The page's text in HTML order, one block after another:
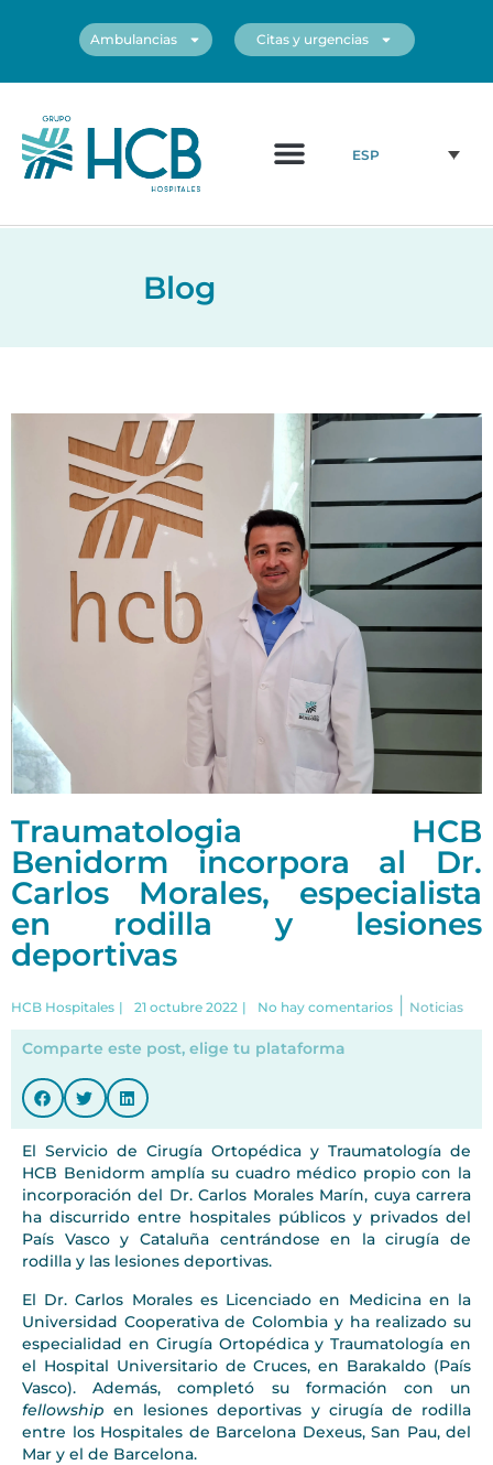
Ambulancias Citas y urgencias
ESP
Blog
Traumatologia HCB
Benidorm incorpora al Dr.
Carlos Morales, especialista
en rodilla y lesiones
deportivas
HCB Hospitales | 21 octubre 2022 | No hay comentarios Noticias
Comparte este post, elige tu plataforma
El Servicio de Cirugía Ortopédica y Traumatología de
HCB Benidorm amplía su cuadro médico propio con la
incorporación del Dr. Carlos Morales Marín, cuya carrera
ha discurrido entre hospitales públicos y privados del
País Vasco y Cataluña centrándose en la cirugía de
rodilla y las lesiones deportivas.
El Dr. Carlos Morales es Licenciado en Medicina en la
Universidad Cooperativa de Colombia y ha realizado su
especialidad en Cirugía Ortopédica y Traumatología en
el Hospital Universitario de Cruces, en Barakaldo (País
Vasco). Además, completó su formación con un
fellowship en lesiones deportivas y cirugía de rodilla
entre los Hospitales de Barcelona Dexeus, San Pau, del
Mar y el de Barcelona.